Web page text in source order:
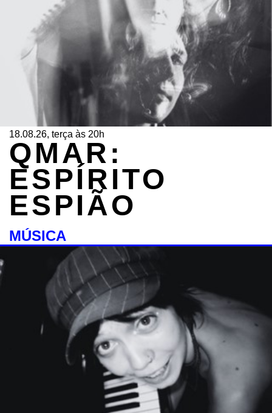
18.08.26, terça às 20h
QMAR:
ESPÍRITO
ESPIÃO
MÚSICA